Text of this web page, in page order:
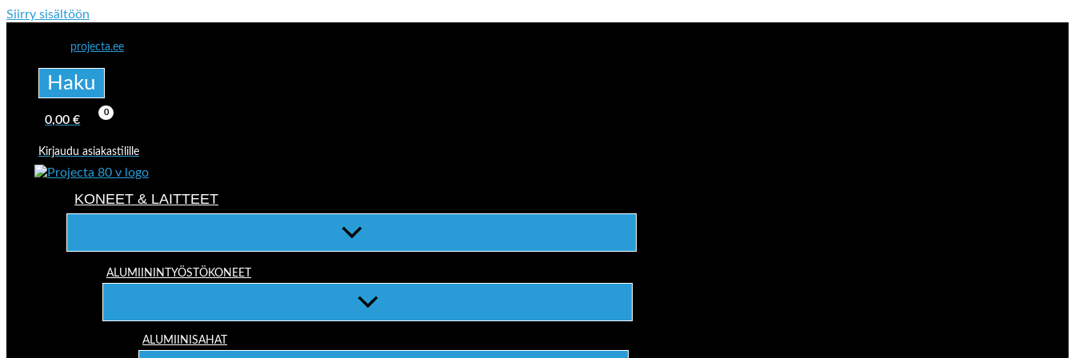
Siirry sisältöön
projecta.ee
Haku
0,00€
Kirjaudu asiakastilille
KONEET & LAITTEET
ALUMIININTYÖSTÖKONEET
ALUMIINISAHAT